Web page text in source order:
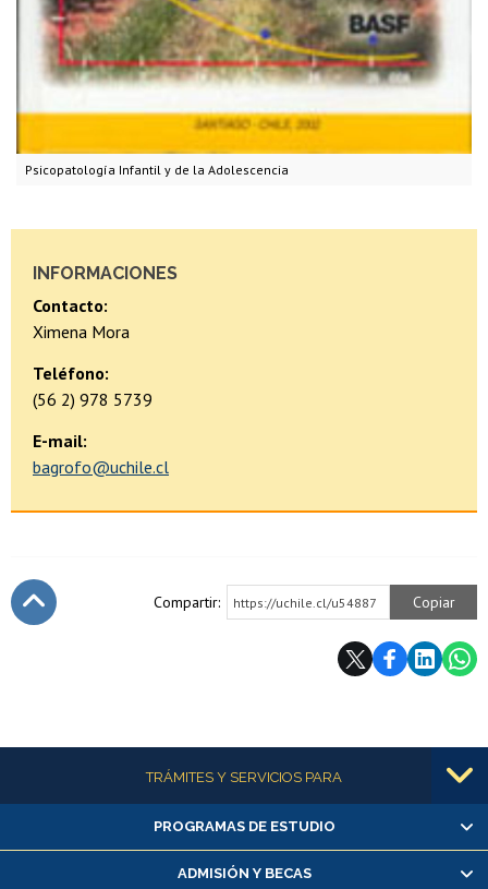
Psicopatología Infantil y de la Adolescencia
INFORMACIONES
Contacto:
Ximena Mora
Teléfono:
(56 2) 978 5739
E-mail:
bagrofo@uchile.cl
Compartir: https://uchile.cl/u54887 Copiar
Más informaciónTRÁMITES Y SERVICIOS PARA
Alumnas/os y exalumnas/os
Matrícula en línea
PROGRAMAS DE ESTUDIO
ADMISIÓN Y BECAS